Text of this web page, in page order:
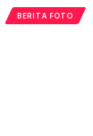
BERITA FOTO